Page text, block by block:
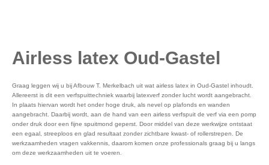
Airless latex Oud-Gastel
Graag leggen wij u bij Afbouw T. Merkelbach uit wat airless latex in Oud-Gastel inhoudt.
Allereerst is dit een verfspuittechniek waarbij latexverf zonder lucht wordt aangebracht.
In plaats hiervan wordt het onder hoge druk, als nevel op plafonds en wanden
aangebracht. Daarbij wordt, aan de hand van een airless verfspuit de verf via een pomp
onder druk door een fijne spuitmond geperst. Door middel van deze werkwijze ontstaat
een egaal, streeploos en glad resultaat zonder zichtbare kwast- of rollerstrepen. De
werkzaamheden vragen vakkennis, daarom komen onze professionals graag bij u langs
om deze werkzaamheden uit te voeren.